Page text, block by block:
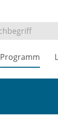
Programm